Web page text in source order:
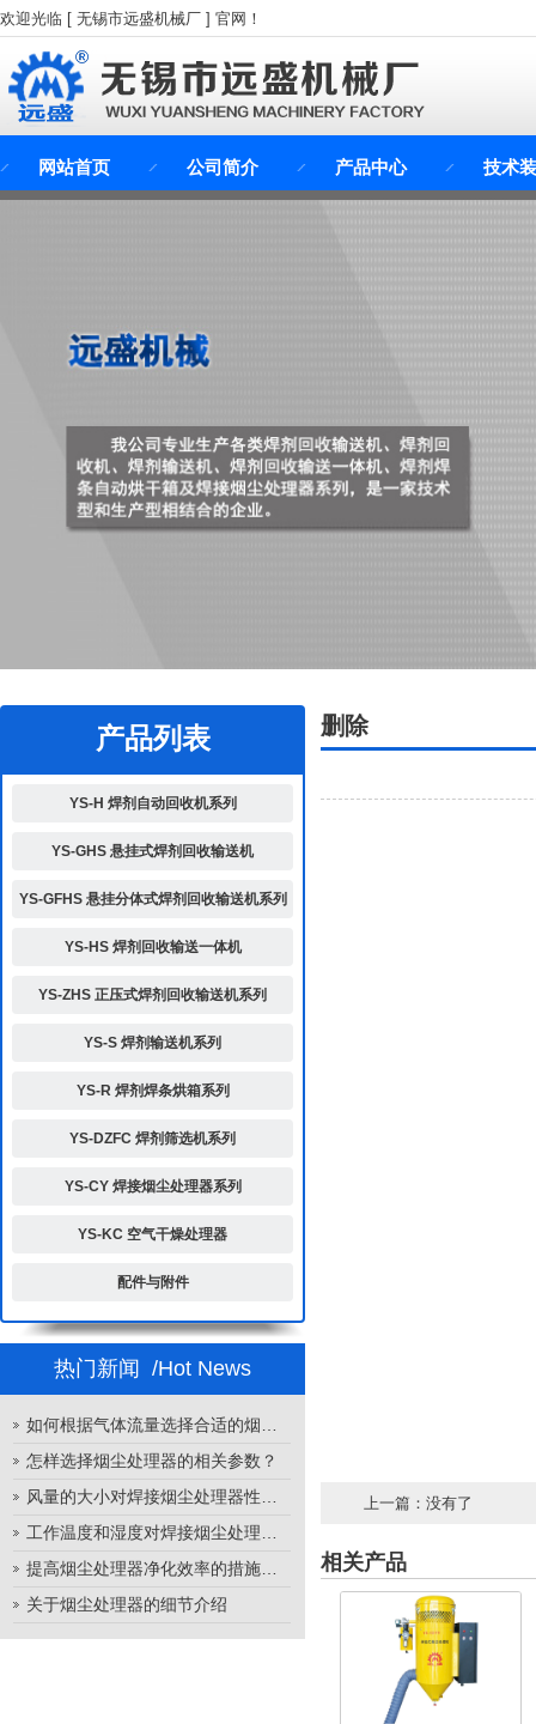
欢迎光临 [ 无锡市远盛机械厂 ] 官网！
网站首页 公司简介 产品中心 技术
产品列表
YS-H 焊剂自动回收机系列
YS-GHS 悬挂式焊剂回收输送机
YS-GFHS 悬挂分体式焊剂回收输送机系列
YS-HS 焊剂回收输送一体机
YS-ZHS 正压式焊剂回收输送机系列
YS-S 焊剂输送机系列
YS-R 焊剂焊条烘箱系列
YS-DZFC 焊剂筛选机系列
YS-CY 焊接烟尘处理器系列
YS-KC 空气干燥处理器
配件与附件
热门新闻 /Hot News
怎样选择烟尘处理器的相关参数？
关于烟尘处理器的细节介绍
删除
上一篇：没有了
相关产品